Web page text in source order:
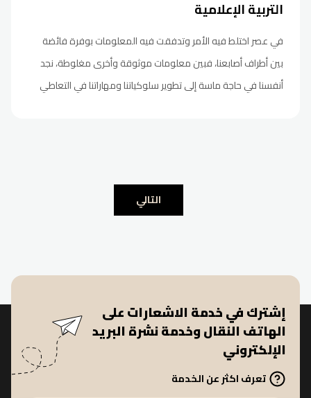
التربية الإعلامية
في عصر اختلط فيه الأمر وتدفقت فيه المعلومات بوفرة فائضة
بين أطراف أصابعنا، فبين معلومات موثوقة وأخرى مغلوطة، نجد
أنفسنا في حاجة ماسة إلى تطوير سلوكياتنا ومهاراتنا في التعاطي
التالي
إشترك في خدمة الاشعارات على
الهاتف النقال وخدمة نشرة البريد
الإلكتروني
تعرف اكثر عن الخدمة